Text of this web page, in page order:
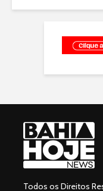
Todos os Direitos